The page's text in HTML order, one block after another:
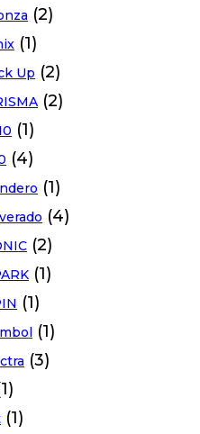
(2)
(1)
Up (2)
(2)
(1)
(4)
(1)
(4)
(2)
(1)
(1)
(1)
(3)
(1)